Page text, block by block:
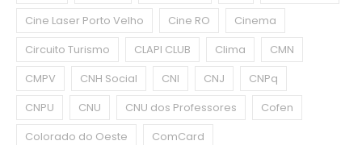
Cine Laser Porto Velho
Cine RO
Cinema
Circuito Turismo
CLAPI CLUB Clima
CMN
CMPV
CNH Social CNI CNJ
CNPq
CNPU
CNU CNU dos Professores
Cofen
Colorado do Oeste
ComCard